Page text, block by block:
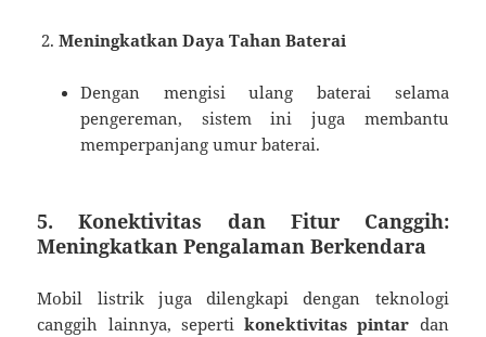
Meningkatkan Daya Tahan Baterai
Dengan mengisi ulang baterai selama
pengereman, sistem ini juga membantu
memperpanjang umur baterai.
5.Konektivitas dan Fitur Canggih:
Meningkatkan Pengalaman Berkendara
Mobil listrik juga dilengkapi dengan teknologi
canggih lainnya, sepertikonektivitas pintar dan